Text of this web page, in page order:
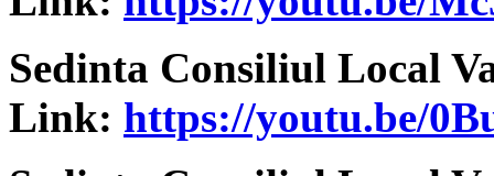
Sedinta Consiliul Local
Link: https://youtu.be/